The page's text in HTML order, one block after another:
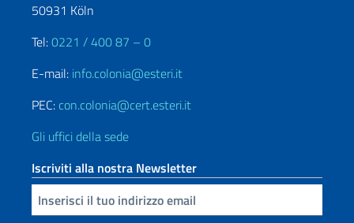
50931 Köln
Tel:0221 / 400 87 – 0
E-mail: info.colonia@esteri.it
PEC: con.colonia@cert.esteri.it
Gli uffici della sede
Iscriviti alla nostra Newsletter
Inserisci la tua email